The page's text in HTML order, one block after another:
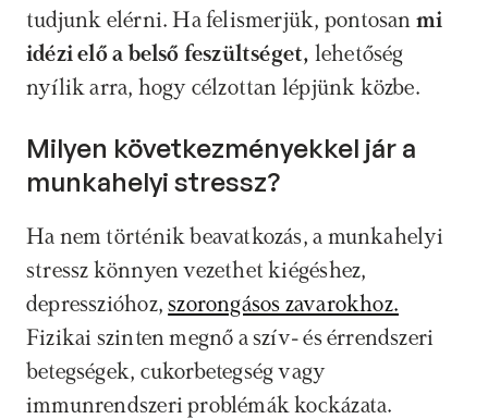
tudjunk elérni. Ha felismerjük, pontosan mi
idézi elő a belső feszültséget, lehetőség
nyílik arra, hogy célzottan lépjünk közbe.
Milyen következményekkel jár a
munkahelyi stressz?
Ha nem történik beavatkozás, a munkahelyi
stressz könnyen vezethet kiégéshez,
depresszióhoz, szorongásos zavarokhoz.
Fizikai szinten megnő a szív- és érrendszeri
betegségek, cukorbetegség vagy
immunrendszeri problémák kockázata.